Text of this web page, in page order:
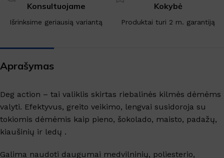
Konsultuojame
Išrinksime geriausią variantą
Kokybė
Produktai turi 2 m. garantiją
Aprašymas
Deg action – tai valiklis skirtas riebalinės kilmės dėmėms
valyti. Efektyvus, greito veikimo, lengvai susidoroja su
tokiomis dėmėmis kaip pieno, šokolado, maisto, padažų,
kiaušinių ir ledų .
Galima naudoti daugumai medvilninių, poliesterio,